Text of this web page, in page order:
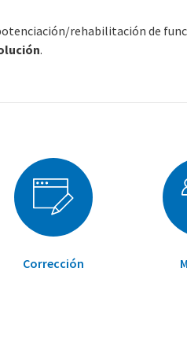
rehabilitación de
.
Corrección